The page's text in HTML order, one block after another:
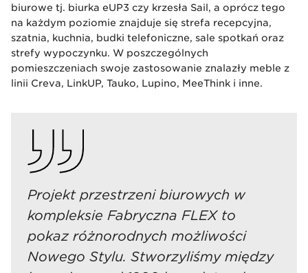
biurowe tj. biurka eUP3 czy krzesła Sail, a oprócz tego
na każdym poziomie znajduje się strefa recepcyjna,
szatnia, kuchnia, budki telefoniczne, sale spotkań oraz
strefy wypoczynku. W poszczególnych
pomieszczeniach swoje zastosowanie znalazły meble z
linii Creva, LinkUP, Tauko, Lupino, MeeThink i inne.
Projekt przestrzeni biurowych w
kompleksie Fabryczna FLEX to
pokaz różnorodnych możliwości
Nowego Stylu. Stworzyliśmy między